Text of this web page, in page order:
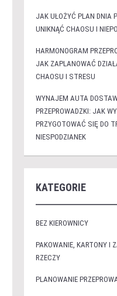
JAK UŁOŻYĆ PLAN DNIA
UNIKNĄĆ CHAOSU I
HARMONOGRAM
JAK ZAPLANOWAĆ
CHAOSU I STRESU
WYNAJEM AUTA
PRZEPROWADZKI: JAK
PRZYGOTOWAĆ SIĘ DO
NIESPODZIANEK
KATEGORIE
BEZ KIEROWNICY
PAKOWANIE, KARTONY I
RZECZY
PLANOWANIE